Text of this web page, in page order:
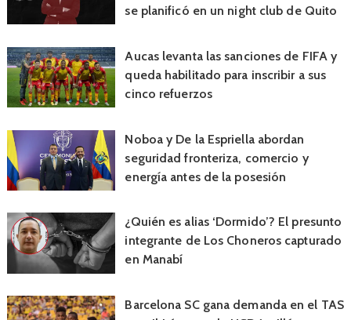
se planificó en un night club de Quito
Aucas levanta las sanciones de FIFA y
queda habilitado para inscribir a sus
cinco refuerzos
Noboa y De la Espriella abordan
seguridad fronteriza, comercio y
energía antes de la posesión
¿Quién es alias ‘Dormido’? El presunto
integrante de Los Choneros capturado
en Manabí
Barcelona SC gana demanda en el TAS